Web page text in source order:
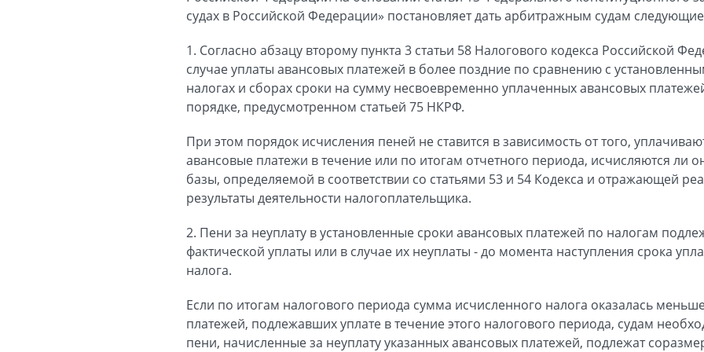
судах в Российской Федерации» постановляет дать арбитражным судам
1. Согласно абзацу второму пункта 3 статьи 58 Налогового кодекса Российской
случае уплаты авансовых платежей в более поздние по сравнению с
налогах и сборах сроки на сумму несвоевременно уплаченных авансовых
порядке, предусмотренном статьей 75 НКРФ.
При этом порядок исчисления пеней не ставится в зависимость от того,
авансовые платежи в течение или по итогам отчетного периода, исчисляются ли
базы, определяемой в соответствии со статьями 53 и 54 Кодекса и отражающей
результаты деятельности налогоплательщика.
2. Пени за неуплату в установленные сроки авансовых платежей по налогам
фактической уплаты или в случае их неуплаты - до момента наступления срока
налога.
Если по итогам налогового периода сумма исчисленного налога оказалась
платежей, подлежавших уплате в течение этого налогового периода, судам
пени, начисленные за неуплату указанных авансовых платежей, подлежат